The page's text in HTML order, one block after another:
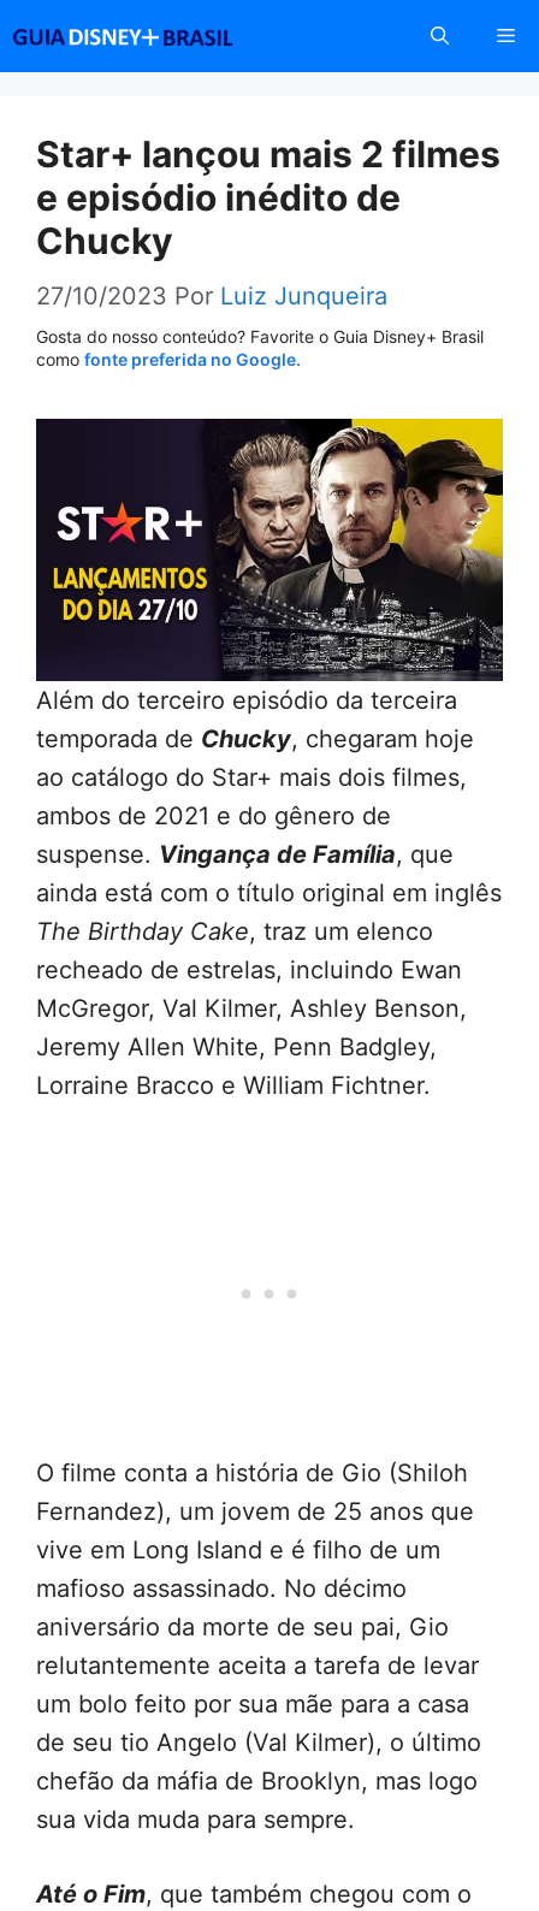
conteúdo
Star+ lançou mais 2 filmes
e episódio inédito de
Chucky
27/10/2023 Por Luiz Junqueira
Gosta do nosso conteúdo? Favorite o Guia Disney+ Brasil
como fonte preferida no Google.
Além do terceiro episódio da terceira
temporada de Chucky, chegaram hoje
ao catálogo do Star+ mais dois filmes,
ambos de 2021 e do gênero de
suspense. Vingança de Família, que
ainda está com o título original em inglês
The Birthday Cake, traz um elenco
recheado de estrelas, incluindo Ewan
McGregor, Val Kilmer, Ashley Benson,
Jeremy Allen White, Penn Badgley,
Lorraine Bracco e William Fichtner.
O filme conta a história de Gio (Shiloh
Fernandez), um jovem de 25 anos que
vive em Long Island e é filho de um
mafioso assassinado. No décimo
aniversário da morte de seu pai, Gio
relutantemente aceita a tarefa de levar
um bolo feito por sua mãe para a casa
de seu tio Angelo (Val Kilmer), o último
chefão da máfia de Brooklyn, mas logo
sua vida muda para sempre.
Até o Fim, que também chegou com o